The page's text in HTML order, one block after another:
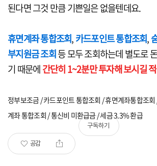
된다면 그것 만큼 기쁜일은 없을텐데요.
휴면계좌 통합조회,카드포인트 통합조회,
부지원금 조회등 모두 조회하는데 별도로
기 때문에간단히 1~2분만 투자해 보시길
정부보조금 / 카드포인트 통합조회 / 휴면계좌통합조
계좌 통합조회 / 통신비 미환급금 / 세금 3.3% 환급
공감
구독하기